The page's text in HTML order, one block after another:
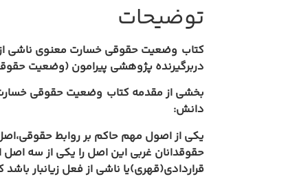
توضیحات
کتاب وضعیت حقوقی خسارت معنوی ناشی از
دربرگیرنده پژوهشی پیرامون (وضعیت
بخشی از مقدمه کتاب وضعیت حقوقی خسارت
دانش:
یکی از اصول مهم حاکم بر روابط
حقوقدانان غربی این اصل را یکی از سه
قراردادی(قهری)یا ناشی از فعل زیانبار